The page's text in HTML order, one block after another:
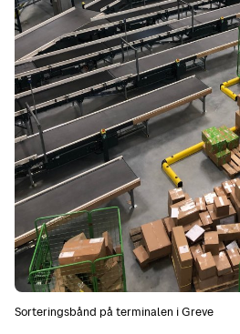
Sorteringsbånd på terminalen i Greve